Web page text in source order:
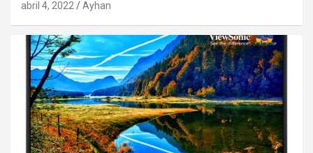
abril 4, 2022 Ayhan